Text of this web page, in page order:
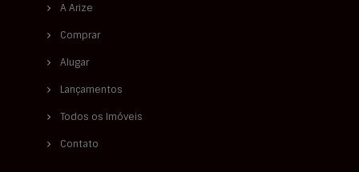
A Arize
Comprar
Alugar
Lançamentos
Todos os Imóveis
Contato